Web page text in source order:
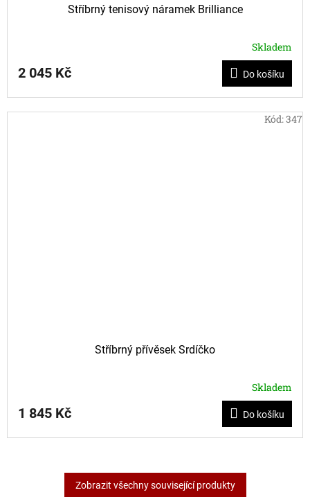
R
M
A
Stříbrný tenisový náramek Brilliance
Skladem
2 045 Kč Do košíku
Stříbrný přívěsek Srdíčko
Skladem
1 845 Kč Do košíku
Kód:347
Zobrazit všechny související produkty